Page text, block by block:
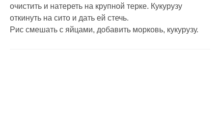
очистить и натереть на крупной терке. Кукурузу
откинуть на сито и дать ей стечь.
Рис смешать с яйцами, добавить морковь, кукурузу.